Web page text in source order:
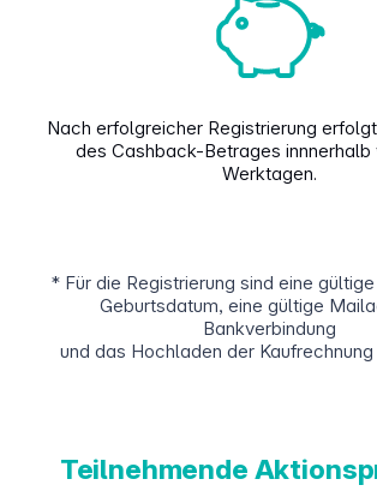
Nach erfolgreicher Registrierung
des Cashback-Betrages innnerhalb
Werktagen.
* Für die Registrierung sind eine
Geburtsdatum, eine gültige
Bankverbindung
und das Hochladen der
Teilnehmende